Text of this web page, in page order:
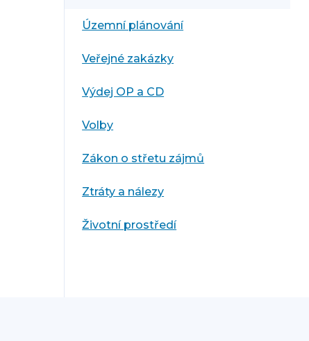
Územní plánování
Veřejné zakázky
Výdej OP a CD
Volby
Zákon o střetu zájmů
Ztráty a nálezy
Životní prostředí